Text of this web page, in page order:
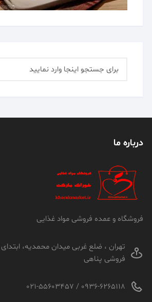
برای:
درباره ما
فروشگاه و عمده فروشی مواد غذایی
تهران ، ضلع غربی میدان محمدیه،
فروشی پناهی
0936-6265118 / 021-55603457